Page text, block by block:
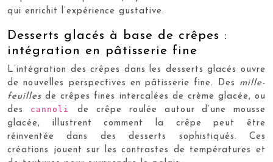
qui enrichit l’expérience gustative.
Desserts glacés à base de crêpes :
intégration en pâtisserie fine
L’intégration des crêpes dans les desserts glacés ouvre
de nouvelles perspectives en pâtisserie fine. Des mille-
feuillesde crêpes fines intercalées de crème glacée, ou
des cannolide crêpe roulée autour d’une mousse
glacée, illustrent comment la crêpe peut être
réinventée dans des desserts sophistiqués. Ces
créations jouent sur les contrastes de températures et